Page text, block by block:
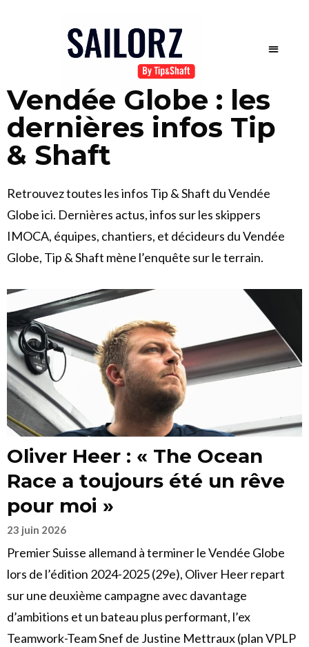
Vendée Globe : les
dernières infos Tip
& Shaft
Retrouvez toutes les infos Tip & Shaft du Vendée
Globe ici. Dernières actus, infos sur les skippers
IMOCA, équipes, chantiers, et décideurs du Vendée
Globe, Tip & Shaft mène l’enquête sur le terrain.
Oliver Heer : « The Ocean
Race a toujours été un rêve
pour moi »
23 juin 2026
Premier Suisse allemand à terminer le Vendée Globe
lors de l’édition 2024-2025 (29e), Oliver Heer repart
sur une deuxième campagne avec davantage
d’ambitions et un bateau plus performant, l’ex
Teamwork-Team Snef de Justine Mettraux (plan VPLP